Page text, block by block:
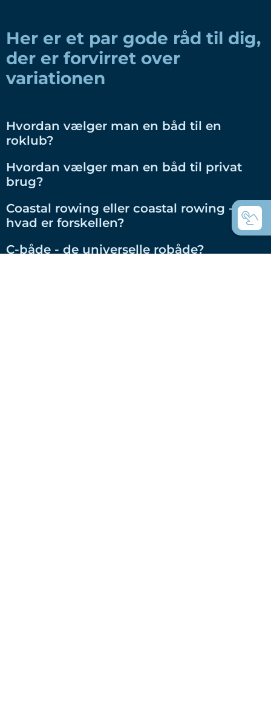
Her er et par gode råd til dig,
der er forvirret over
variationen
Hvordan vælger man en båd til en
roklub?
Hvordan vælger man en båd til privat
brug?
Coastal rowing eller coastal rowing -
hvad er forskellen?
C-både - de universelle robåde?